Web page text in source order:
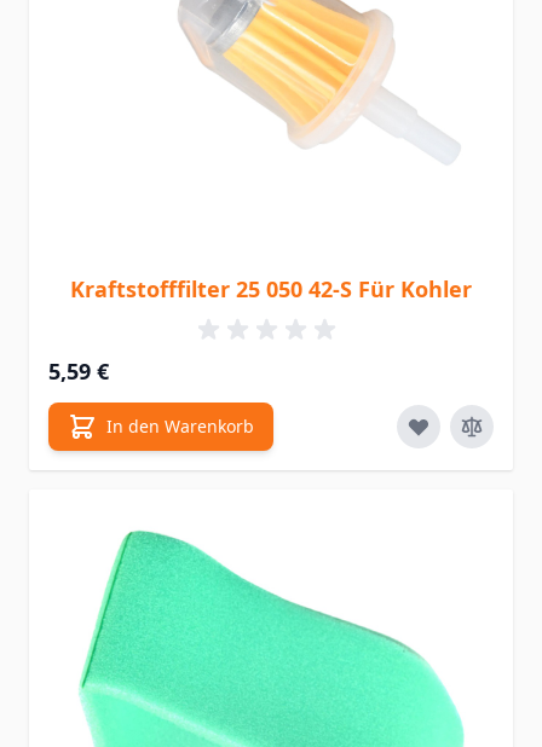
Kraftstofffilter 25 050 42-S Für Kohler
5,59 €
In den Warenkorb